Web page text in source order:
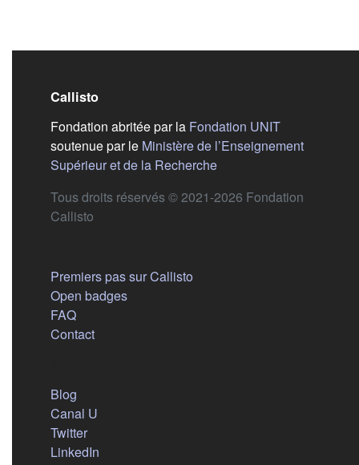
Callisto
Fondation abritée par la Fondation UNIT(s'ouvre
soutenue par le Ministère de l’Enseignement
Supérieur et de la Recherche(s'ouvre dans un nouvel
Tous droits réservés © 2021-2026 Fondation
Callisto
Premiers pas sur Callisto
Open badges
FAQ
Contact
Blog
Canal U
Twitter(s'ouvre dans un nouvel onglet)
LinkedIn